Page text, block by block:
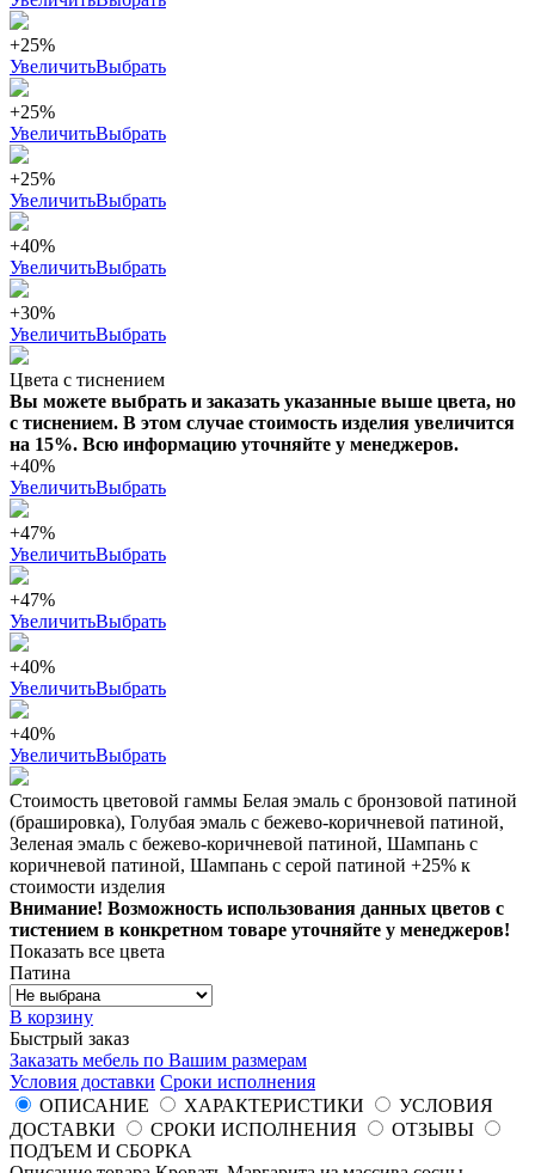
+25%
УвеличитьВыбрать
+25%
УвеличитьВыбрать
+25%
УвеличитьВыбрать
+40%
УвеличитьВыбрать
+30%
УвеличитьВыбрать
Цвета с тиснением
Вы можете выбрать и заказать указанные выше цвета, но
с тиснением. В этом случае стоимость изделия увеличится
на 15%. Всю информацию уточняйте у менеджеров.
+40%
УвеличитьВыбрать
+47%
УвеличитьВыбрать
+47%
УвеличитьВыбрать
+40%
УвеличитьВыбрать
+40%
УвеличитьВыбрать
Стоимость цветовой гаммы Белая эмаль с бронзовой патиной
(брашировка), Голубая эмаль с бежево-коричневой патиной,
Зеленая эмаль с бежево-коричневой патиной, Шампань с
коричневой патиной, Шампань с серой патиной +25% к
стоимости изделия
Внимание! Возможность использования данных цветов с
тистением в конкретном товаре уточняйте у менеджеров!
Показать все цвета
Патина
В корзину
Быстрый заказ
Заказать мебель по Вашим размерам
Условия доставки Сроки исполнения
ОПИСАНИЕ
ХАРАКТЕРИСТИКИ
УСЛОВИЯ
ДОСТАВКИ
СРОКИ ИСПОЛНЕНИЯ
ОТЗЫВЫ
ПОДЪЕМ И СБОРКА